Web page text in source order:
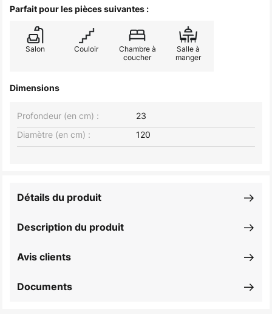
Parfait pour les pièces suivantes :
Salon Couloir
Chambre à
coucher
Salle à
manger
Dimensions
Profondeur (en cm) :
23
Diamètre (en cm) :
120
Description du produit
Détails du produit
Avis clients
Documents